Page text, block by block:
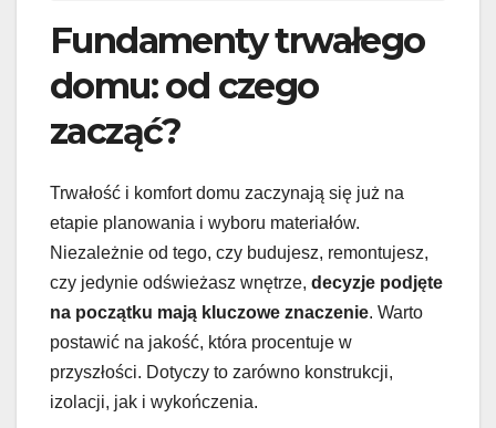
Fundamenty trwałego
domu: od czego
zacząć?
Trwałość i komfort domu zaczynają się już na
etapie planowania i wyboru materiałów.
Niezależnie od tego, czy budujesz, remontujesz,
czy jedynie odświeżasz wnętrze, decyzje podjęte
na początku mają kluczowe znaczenie. Warto
postawić na jakość, która procentuje w
przyszłości. Dotyczy to zarówno konstrukcji,
izolacji, jak i wykończenia.